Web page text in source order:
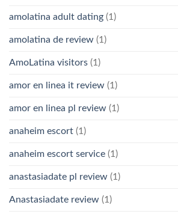
amolatina adult dating (1)
amolatina de review (1)
AmoLatina visitors (1)
amor en linea it review (1)
amor en linea pl review (1)
anaheim escort (1)
anaheim escort service (1)
anastasiadate pl review (1)
Anastasiadate review (1)